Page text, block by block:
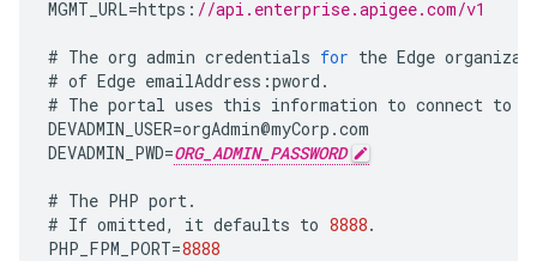
MGMT_URL=https : //api.enterprise.apigee.com/v1
# The org admin credentials for the Edge
# of Edge emailAddress :pword .
# The portal uses this information to connect to
DEVADMIN_USER=orgAdmin@myCorp .com
DEVADMIN_PWD=ORG_ADMIN_PASSWORD
# The PHP port.
# If omitted, it defaults to 8888.
PHP_FPM_PORT=8888